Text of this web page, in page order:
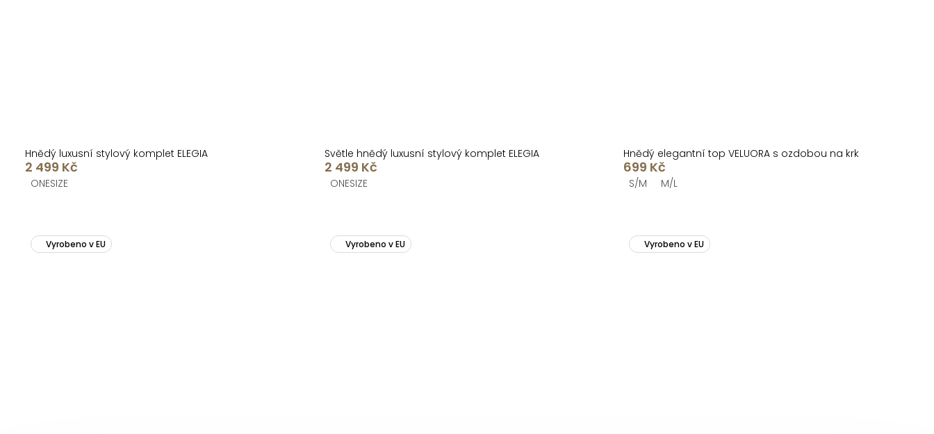
Hnědý luxusní stylový komplet ELEGIA
2 499 Kč
ONESIZE
Světle hnědý luxusní stylový komplet ELEGIA
2 499 Kč
ONESIZE
Hnědý elegantní top VELUORA s ozdobou na krk
699 Kč
S/M M/L
Vyrobeno v EU Vyrobeno v EU Vyrobeno v EU